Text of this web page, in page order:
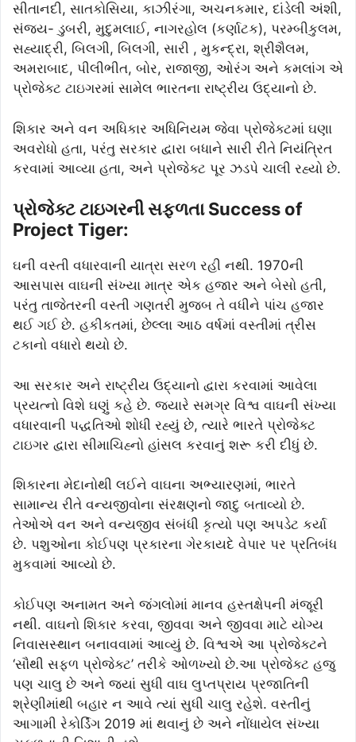
સીતાનદી, સાતકોસિયા, કાઝીરંગા, અચનકમાર, દાંડેલી અંશી,
સંજય- ડુબરી, મુદુમલાઈ, નાગરહોલ (કર્ણાટક), પરમ્બીકુલમ,
સહ્યાદ્રી, બિલગી, બિલગી, સારી , મુકન્દ્રા, શ્રીશૈલમ,
અમરાબાદ, પીલીભીત, બોર, રાજાજી, ઓરંગ અને કમલાંગ એ
પ્રોજેક્ટ ટાઇગરમાં સામેલ ભારતના રાષ્ટ્રીય ઉદ્યાનો છે.
શિકાર અને વન અધિકાર અધિનિયમ જેવા પ્રોજેક્ટમાં ઘણા
અવરોધો હતા, પરંતુ સરકાર દ્વારા બધાને સારી રીતે નિયંત્રિત
કરવામાં આવ્યા હતા, અને પ્રોજેક્ટ પૂર ઝડપે ચાલી રહ્યો છે.
પ્રોજેક્ટ ટાઇગરની સફળતા Success of
Project Tiger:
ઘની વસ્તી વધારવાની યાત્રા સરળ રહી નથી. 1970ની
આસપાસ વાઘની સંખ્યા માત્ર એક હજાર અને બેસો હતી,
પરંતુ તાજેતરની વસ્તી ગણતરી મુજબ તે વધીને પાંચ હજાર
થઈ ગઈ છે. હકીકતમાં, છેલ્લા આઠ વર્ષમાં વસ્તીમાં ત્રીસ
ટકાનો વધારો થયો છે.
આ સરકાર અને રાષ્ટ્રીય ઉદ્યાનો દ્વારા કરવામાં આવેલા
પ્રયત્નો વિશે ઘણું કહે છે. જ્યારે સમગ્ર વિશ્વ વાઘની સંખ્યા
વધારવાની પદ્ધતિઓ શોધી રહ્યું છે, ત્યારે ભારતે પ્રોજેક્ટ
ટાઇગર દ્વારા સીમાચિહ્નો હાંસલ કરવાનું શરૂ કરી દીધું છે.
શિકારના મેદાનોથી લઈને વાઘના અભ્યારણમાં, ભારતે
સામાન્ય રીતે વન્યજીવોના સંરક્ષણનો જાદુ બતાવ્યો છે.
તેઓએ વન અને વન્યજીવ સંબંધી કૃત્યો પણ અપડેટ કર્યા
છે. પશુઓના કોઈપણ પ્રકારના ગેરકાયદે વેપાર પર પ્રતિબંધ
મુકવામાં આવ્યો છે.
કોઈપણ અનામત અને જંગલોમાં માનવ હસ્તક્ષેપની મંજૂરી
નથી. વાઘનો શિકાર કરવા, જીવવા અને જીવવા માટે યોગ્ય
નિવાસસ્થાન બનાવવામાં આવ્યું છે. વિશ્વએ આ પ્રોજેક્ટને
‘સૌથી સફળ પ્રોજેક્ટ’ ​​તરીકે ઓળખ્યો છે.આ પ્રોજેક્ટ હજુ
પણ ચાલુ છે અને જ્યાં સુધી વાઘ લુપ્તપ્રાય પ્રજાતિની
શ્રેણીમાંથી બહાર ન આવે ત્યાં સુધી ચાલુ રહેશે. વસ્તીનું
આગામી રેકોર્ડિંગ 2019 માં થવાનું છે અને નોંધાયેલ સંખ્યા